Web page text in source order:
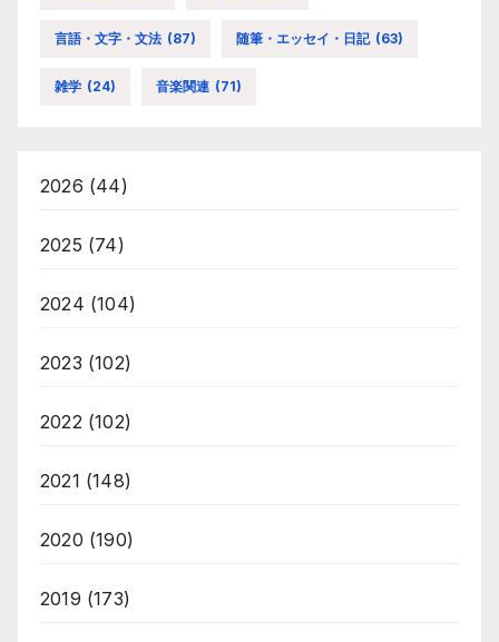
言語・文字・文法 (87) 随筆・エッセイ・日記 (63)
雑学 (24) 音楽関連 (71)
2026 (44)
2025 (74)
2024 (104)
2023 (102)
2022 (102)
2021 (148)
2020 (190)
2019 (173)